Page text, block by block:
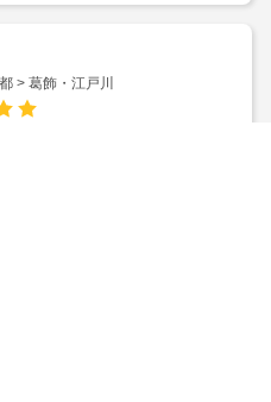
> 葛飾・江戸川